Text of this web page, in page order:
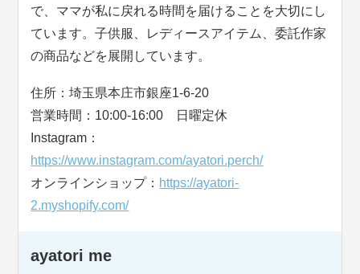
で、ママが私に戻れる時間を届けることを大切にし
ています。子供服、レディースアイテム、委託作家
の商品などを展開しています。
住所：埼玉県本庄市銀座1-6-20
営業時間：10:00-16:00 日曜定休
Instagram：
https://www.instagram.com/ayatori.perch/
オンラインショップ： https://ayatori-
2.myshopify.com/
ayatori me